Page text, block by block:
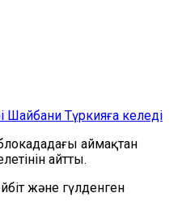
Шайбани Түркияға келеді
аймақтан
айтты.
және гүлденген